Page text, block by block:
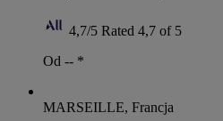
4,7/5 Rated 4,7 of 5
Od -- *
MARSEILLE, Francja